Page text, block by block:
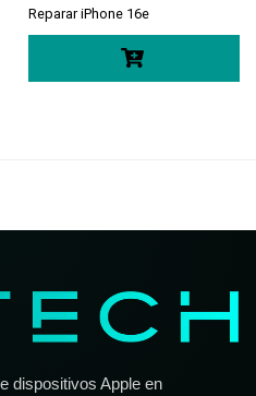
Reparar iPhone 16e
dispositivos Apple en